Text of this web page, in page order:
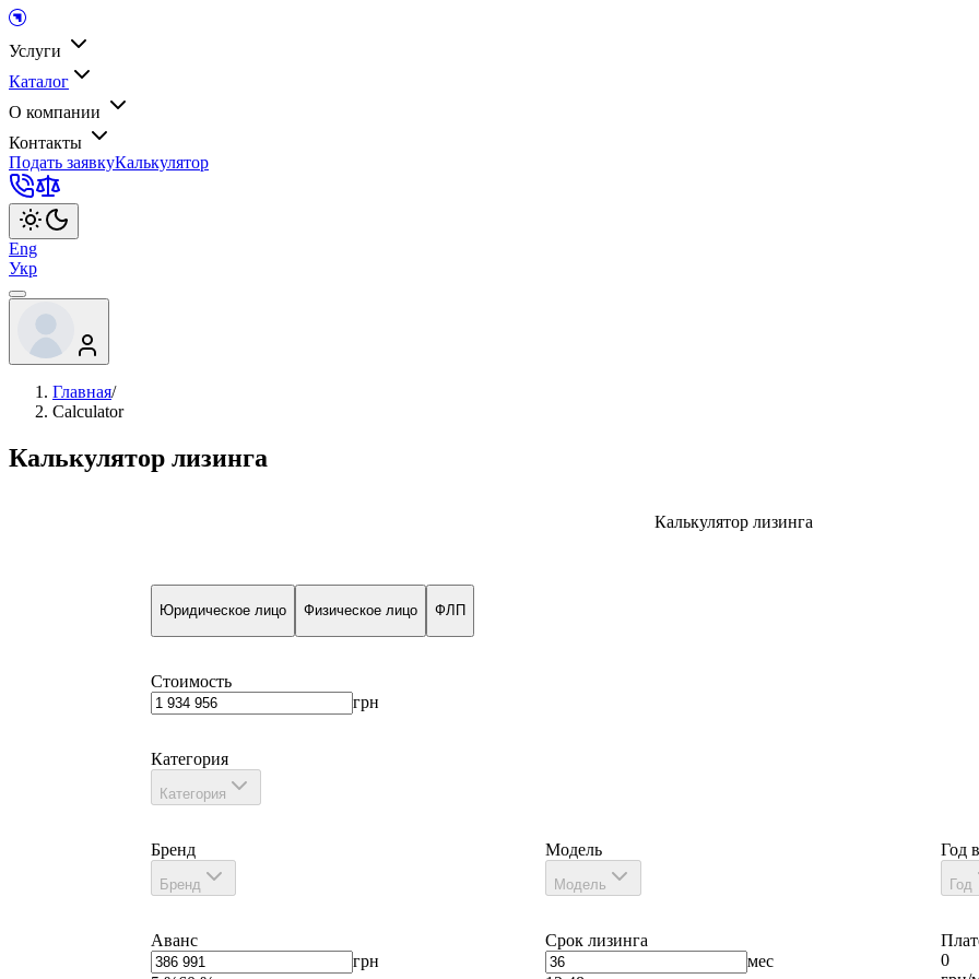
Услуги
Каталог
О компании
Контакты
Подать заявкуКалькулятор
Eng
Укр
Главная/
Calculator
Калькулятор лизинга
Калькулятор лизинга
Юридическое лицо Физическое лицо ФЛП
Стоимость
грн
Категория
Категория
Бренд
Бренд
Модель
Модель
Год
Год
Аванс
грн
Срок лизинга
мес
0